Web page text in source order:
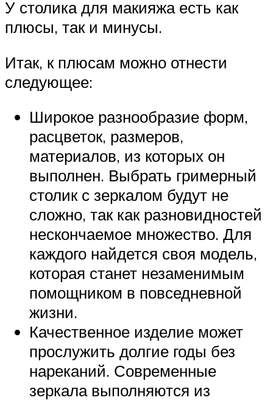
У столика для макияжа есть как
плюсы, так и минусы.
Итак, к плюсам можно отнести
следующее:
Широкое разнообразие форм,
расцветок, размеров,
материалов, из которых он
выполнен. Выбрать гримерный
столик с зеркалом будут не
сложно, так как разновидностей
нескончаемое множество. Для
каждого найдется своя модель,
которая станет незаменимым
помощником в повседневной
жизни.
Качественное изделие может
прослужить долгие годы без
нареканий. Современные
зеркала выполняются из